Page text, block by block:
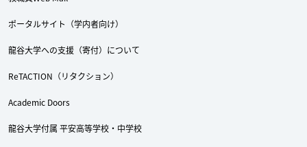
ポータルサイト（学内者向け）
龍谷大学への支援（寄付）について
ReTACTION（リタクション）
Academic Doors
龍谷大学付属 平安高等学校・中学校